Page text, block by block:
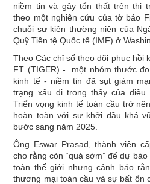
niềm tin và gây tổn thất trên thị
theo một nghiên cứu của tờ báo
chuỗi sự kiện thường niên của
Quỹ Tiền tệ Quốc tế (IMF) ở
Theo Các chỉ số theo dõi phục hồi
FT (TIGER) - một nhóm thước
kinh tế - niềm tin đã sụt giảm
trạng xấu đi trong thấy của điều
Triển vọng kinh tế toàn cầu trở
hoàn toàn với sự khởi đầu khá
bước sang năm 2025.
Ông Eswar Prasad, thành viên
cho rằng còn “quá sớm” để dự
toàn thế giới nhưng cảnh báo
thương mại toàn cầu và sự bất ổn